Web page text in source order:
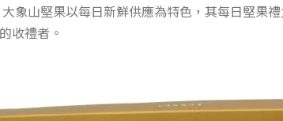
象山堅果以每日新鮮供應為特色，其每日堅果
收禮者。